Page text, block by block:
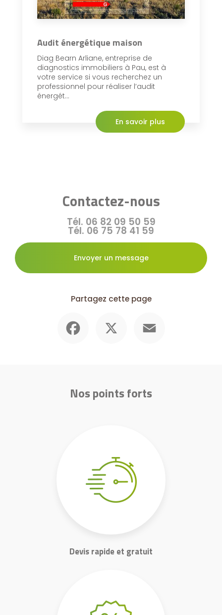
Audit énergétique maison
Diag Bearn Arliane, entreprise de
diagnostics immobiliers à Pau, est à
votre service si vous recherchez un
professionnel pour réaliser l’audit
énergét...
En savoir plus
Contactez-nous
Tél. 06 82 09 50 59
Tél. 06 75 78 41 59
Envoyer un message
Partagez cette page
Nos points forts
Devis rapide et gratuit